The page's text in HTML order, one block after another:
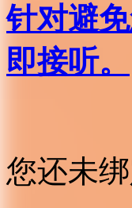
针对避
即接听。
您还未